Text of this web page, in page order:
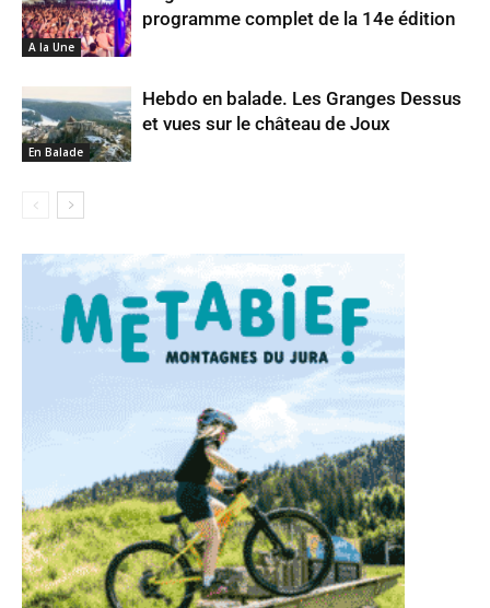
A la Une
programme complet de la 14e édition
En Balade
Hebdo en balade. Les Granges Dessus
et vues sur le château de Joux